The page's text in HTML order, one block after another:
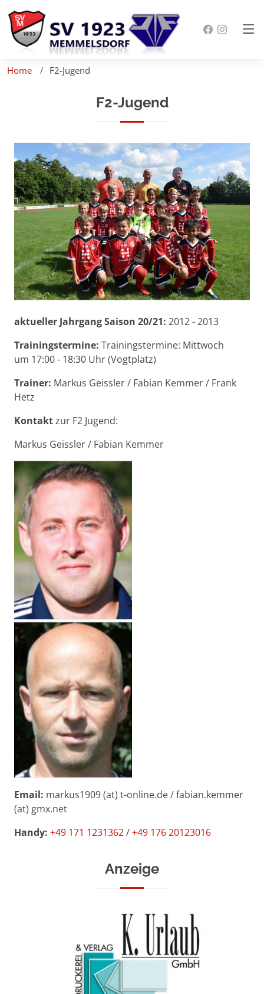
Home F2-Jugend
F2-Jugend
aktueller Jahrgang Saison 20/21: 2012 - 2013
Trainingstermine: Trainingstermine: Mittwoch
um 17:00 - 18:30 Uhr (Vogtplatz)
Trainer: Markus Geissler / Fabian Kemmer / Frank
Hetz
Kontaktzur F2 Jugend:
Markus Geissler / Fabian Kemmer
Email: markus1909 (at) t-online.de / fabian.kemmer
(at) gmx.net
Handy: +49 171 1231362/+49 176 20123016
Anzeige